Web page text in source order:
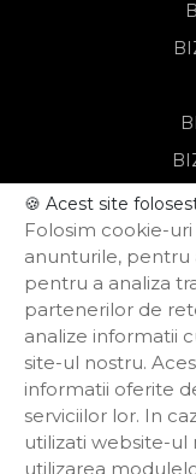
Notă de
Politica
🍪 Acest site
Folosim cookie-
anunturile, pentru
pentru a analiza
partenerilor de
analize informatii
site-ul nostru.
informatii oferite
serviciilor lor. In
utilizati website-ul
utilizarea